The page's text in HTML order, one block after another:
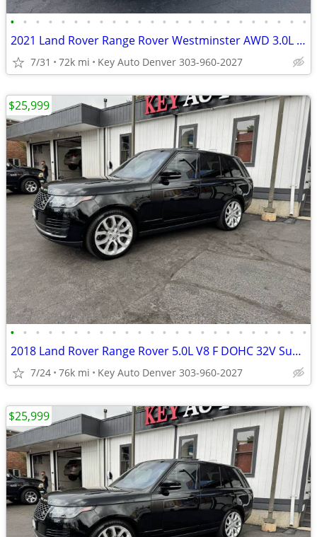
• • • • • • • • • • • • • • • • • • • • • • • •
2021 Land Rover Range Rover Westminster AWD 3.0L I6 F DOHC 24V
7/31 72k mi Key Auto Denver 303-960-2027
• • • • • • • • • • • • • • • • • • • • • • • •
2018 Land Rover Range Rover 5.0L V8 F DOHC 32V Supercharged
7/24 76k mi Key Auto Denver 303-960-2027
$25,999
$25,999